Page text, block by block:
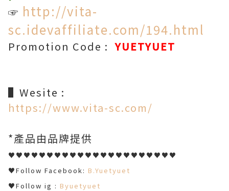
☞ http://vita-
sc.idevaffiliate.com/194.html
Promotion Code : YUETYUET
▌Wesite :
https://www.vita-sc.com/
*產品由品牌提供
♥♥♥♥♥♥♥♥♥♥♥♥♥♥♥♥♥♥♥♥♥♥
♥Follow Facebook: B.Yuetyuet
♥Follow ig : Byuetyuet